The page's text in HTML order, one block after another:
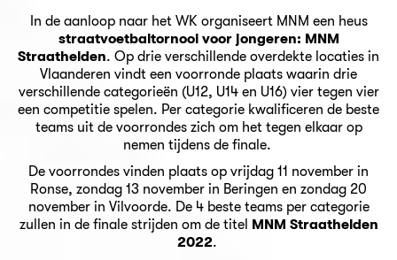
In de aanloop naar het WK organiseert MNM een heus
straatvoetbaltornooi voor jongeren: MNM
Straathelden. Op drie verschillende overdekte locaties in
Vlaanderen vindt een voorronde plaats waarin drie
verschillende categorieën (U12, U14 en U16) vier tegen vier
een competitie spelen. Per categorie kwalificeren de beste
teams uit de voorrondes zich om het tegen elkaar op
nemen tijdens de finale.
De voorrondes vinden plaats op vrijdag 11 november in
Ronse, zondag 13 november in Beringen en zondag 20
november in Vilvoorde. De 4 beste teams per categorie
zullen in de finale strijden om de titel MNM Straathelden
2022.